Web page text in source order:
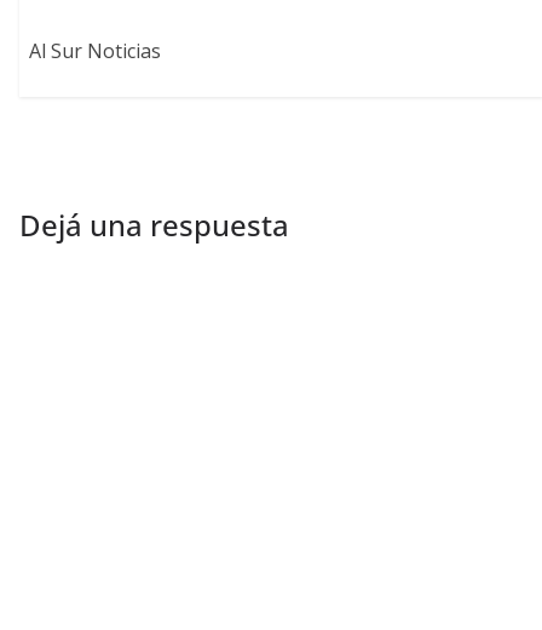
Al Sur Noticias
Dejá una respuesta